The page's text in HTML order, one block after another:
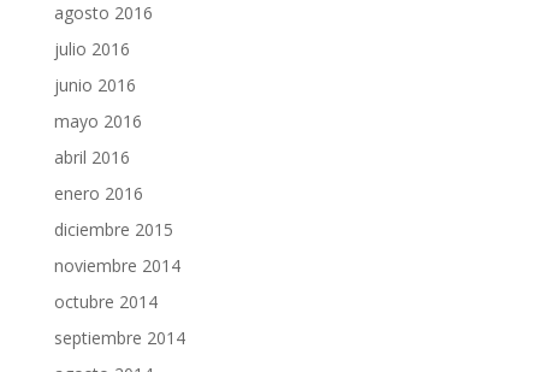
agosto 2016
julio 2016
junio 2016
mayo 2016
abril 2016
enero 2016
diciembre 2015
noviembre 2014
octubre 2014
septiembre 2014